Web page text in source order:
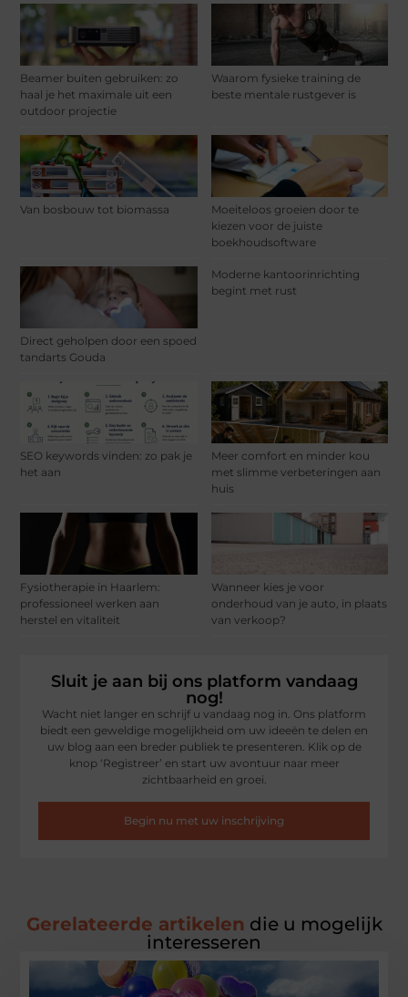
Beamer buiten gebruiken: zo
haal je het maximale uit een
outdoor projectie
Waarom fysieke training de
beste mentale rustgever is
Van bosbouw tot biomassa
Moeiteloos groeien door te
kiezen voor de juiste
boekhoudsoftware
Direct geholpen door een spoed
tandarts Gouda
Moderne kantoorinrichting
begint met rust
SEO keywords vinden: zo pak je
het aan
Meer comfort en minder kou
met slimme verbeteringen aan
huis
Fysiotherapie in Haarlem:
professioneel werken aan
herstel en vitaliteit
Wanneer kies je voor
onderhoud van je auto, in plaats
van verkoop?
Sluit je aan bij ons platform vandaag
nog!
Wacht niet langer en schrijf u vandaag nog in. Ons platform
biedt een geweldige mogelijkheid om uw ideeën te delen en
uw blog aan een breder publiek te presenteren. Klik op de
knop ‘Registreer’ en start uw avontuur naar meer
zichtbaarheid en groei.
Begin nu met uw inschrijving
Gerelateerde artikelen die u mogelijk
interesseren